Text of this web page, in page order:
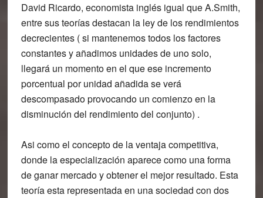
David Ricardo, economista inglés igual que A.Smith,
entre sus teorías destacan la ley de los rendimientos
decrecientes ( si mantenemos todos los factores
constantes y añadimos unidades de uno solo,
llegará un momento en el que ese incremento
porcentual por unidad añadida se verá
descompasado provocando un comienzo en la
disminución del rendimiento del conjunto) .
Asi como el concepto de la ventaja competitiva,
donde la especialización aparece como una forma
de ganar mercado y obtener el mejor resultado. Esta
teoría esta representada en una sociedad con dos